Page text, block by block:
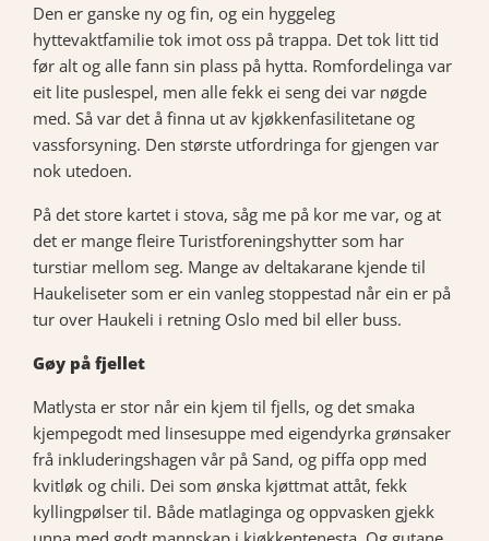
Den er ganske ny og fin, og ein hyggeleg
hyttevaktfamilie tok imot oss på trappa. Det tok litt tid
før alt og alle fann sin plass på hytta. Romfordelinga var
eit lite puslespel, men alle fekk ei seng dei var nøgde
med. Så var det å finna ut av kjøkkenfasilitetane og
vassforsyning. Den største utfordringa for gjengen var
nok utedoen.
På det store kartet i stova, såg me på kor me var, og at
det er mange fleire Turistforeningshytter som har
turstiar mellom seg. Mange av deltakarane kjende til
Haukeliseter som er ein vanleg stoppestad når ein er på
tur over Haukeli i retning Oslo med bil eller buss.
Gøy på fjellet
Matlysta er stor når ein kjem til fjells, og det smaka
kjempegodt med linsesuppe med eigendyrka grønsaker
frå inkluderingshagen vår på Sand, og piffa opp med
kvitløk og chili. Dei som ønska kjøttmat attåt, fekk
kyllingpølser til. Både matlaginga og oppvasken gjekk